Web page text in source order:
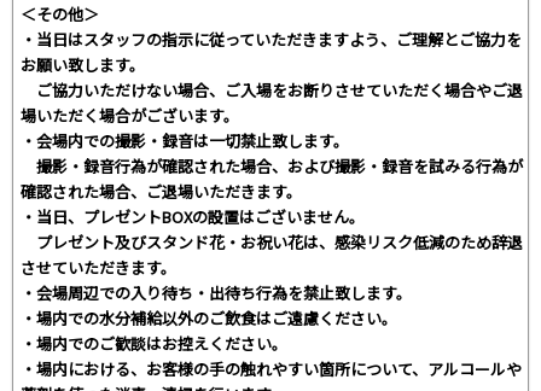
＜その他＞
・当日はスタッフの指示に従っていただきますよう、ご理解とご協力を
お願い致します。
ご協力いただけない場合、ご入場をお断りさせていただく場合やご退
場いただく場合がございます。
・会場内での撮影・録音は一切禁止致します。
撮影・録音行為が確認された場合、および撮影・録音を試みる行為が
確認された場合、ご退場いただきます。
・当日、プレゼントBOXの設置はございません。
プレゼント及びスタンド花・お祝い花は、感染リスク低減のため辞退
させていただきます。
・会場周辺での入り待ち・出待ち行為を禁止致します。
・場内での水分補給以外のご飲食はご遠慮ください。
・場内でのご歓談はお控えください。
・場内における、お客様の手の触れやすい箇所について、アルコールや